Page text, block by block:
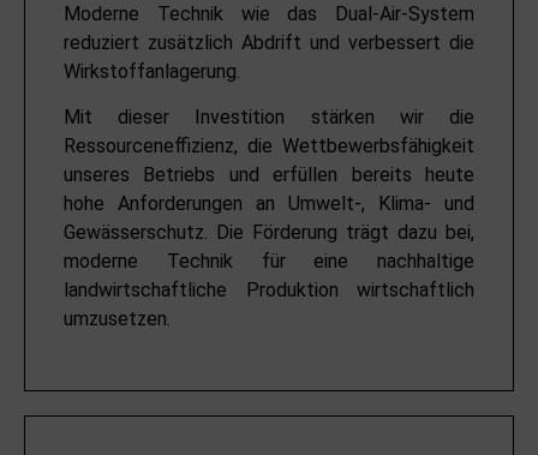
Moderne Technik wie das Dual-Air-System
reduziert zusätzlich Abdrift und verbessert die
Wirkstoffanlagerung.
Mit dieser Investition stärken wir die
Ressourceneffizienz, die Wettbewerbsfähigkeit
unseres Betriebs und erfüllen bereits heute
hohe Anforderungen an Umwelt-, Klima- und
Gewässerschutz. Die Förderung trägt dazu bei,
moderne Technik für eine nachhaltige
landwirtschaftliche Produktion wirtschaftlich
umzusetzen.